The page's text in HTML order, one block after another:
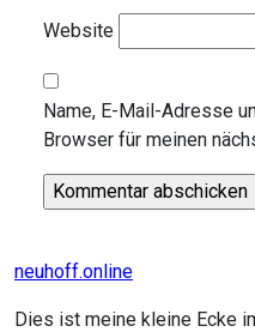
Website
Name, E-Mail-Adresse
Browser für meinen
neuhoff.online
Dies ist meine kleine Ecke